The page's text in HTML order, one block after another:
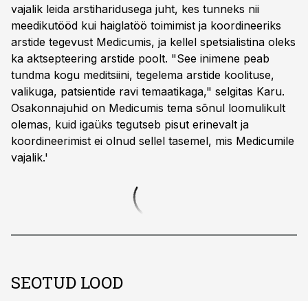
vajalik leida arstiharidusega juht, kes tunneks nii
meedikutööd kui haiglatöö toimimist ja koordineeriks
arstide tegevust Medicumis, ja kellel spetsialistina oleks
ka aktsepteering arstide poolt. "See inimene peab
tundma kogu meditsiini, tegelema arstide koolituse,
valikuga, patsientide ravi temaatikaga," selgitas Karu.
Osakonnajuhid on Medicumis tema sõnul loomulikult
olemas, kuid igaüks tegutseb pisut erinevalt ja
koordineerimist ei olnud sellel tasemel, mis Medicumile
vajalik.'
SEOTUD LOOD